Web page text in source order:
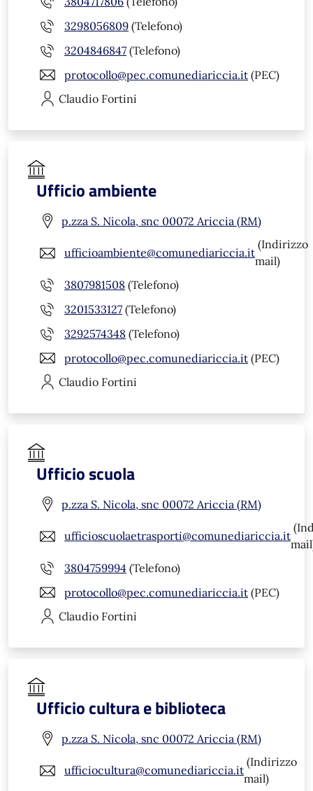
3298056809 (Telefono)
3204846847 (Telefono)
protocollo@pec.comunediariccia.it (PEC)
Claudio Fortini
Ufficio ambiente
p.zza S. Nicola, snc 00072 Ariccia (RM)
ufficioambiente@comunediariccia.it
(Indirizzo
mail)
3807981508 (Telefono)
3201533127 (Telefono)
3292574348 (Telefono)
protocollo@pec.comunediariccia.it (PEC)
Claudio Fortini
Ufficio scuola
p.zza S. Nicola, snc 00072 Ariccia (RM)
ufficioscuolaetrasporti@comunediariccia.it
3804759994 (Telefono)
protocollo@pec.comunediariccia.it (PEC)
Claudio Fortini
Ufficio cultura e biblioteca
p.zza S. Nicola, snc 00072 Ariccia (RM)
ufficiocultura@comunediariccia.it
(Indirizzo
mail)